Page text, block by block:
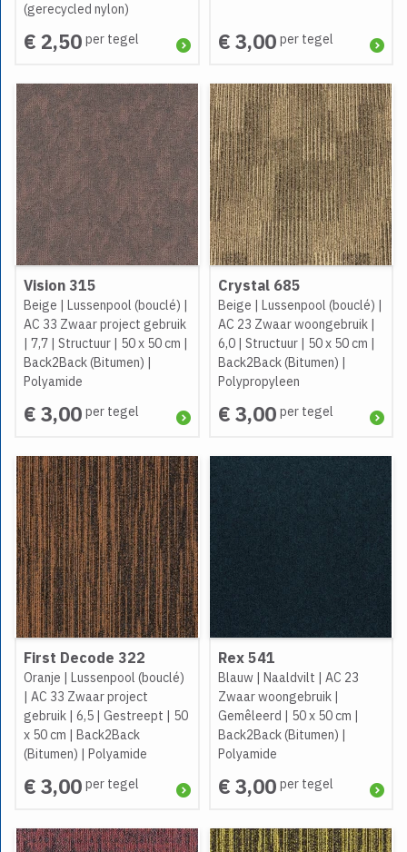
(gerecycled nylon)
€ 2,50 per tegel € 3,00 per tegel
Vision 315
Beige | Lussenpool (bouclé) |
AC 33 Zwaar project gebruik
| 7,7 | Structuur | 50 x 50 cm |
Back2Back (Bitumen) |
Polyamide
€ 3,00 per tegel
Crystal 685
Beige | Lussenpool (bouclé) |
AC 23 Zwaar woongebruik|
6,0| Structuur| 50 x 50 cm |
Back2Back (Bitumen) |
Polypropyleen
€ 3,00 per tegel
First Decode 322
Oranje | Lussenpool (bouclé)
| AC 33 Zwaar project
gebruik | 6,5 | Gestreept | 50
x 50 cm | Back2Back
(Bitumen) | Polyamide
€ 3,00 per tegel
Rex 541
Blauw| Naaldvilt | AC 23
Zwaar woongebruik|
Gemêleerd | 50 x 50 cm |
Back2Back (Bitumen) |
Polyamide
€ 3,00 per tegel